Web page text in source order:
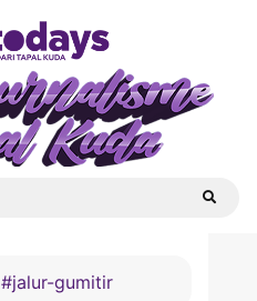
#jalur-gumitir